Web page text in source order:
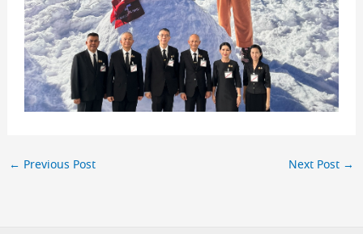
← Previous Post Next Post →